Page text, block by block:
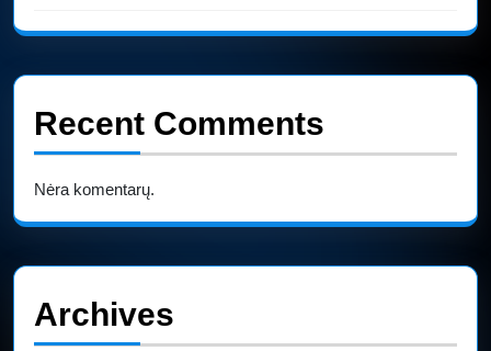
Recent Comments
Nėra komentarų.
Archives